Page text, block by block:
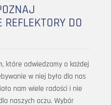
DO
które odwiedzamy o każdej
w niej było dla nas
nam wiele radości i nie
naszych oczu. Wybór